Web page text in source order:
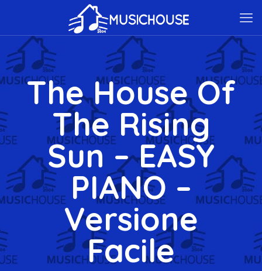
The House Of
The Rising
Sun – EASY
PIANO –
Versione
Facile